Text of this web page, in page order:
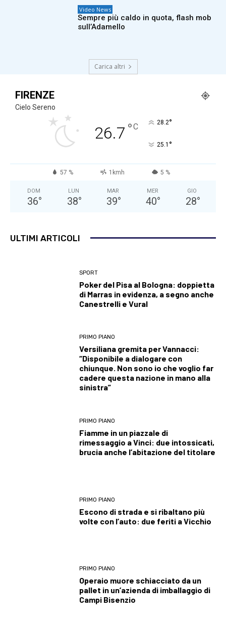
Video News
Sempre più caldo in quota, flash mob
sull’Adamello
Carica altri
FIRENZE
Cielo Sereno
26.7 °C 28.2°
25.1 °
57 % 1kmh 5 %
DOM
36°
LUN
38°
MAR
39°
MER
40°
GIO
28°
ULTIMI ARTICOLI
SPORT
Poker del Pisa al Bologna: doppietta
di Marras in evidenza, a segno anche
Canestrelli e Vural
PRIMO PIANO
Versiliana gremita per Vannacci:
“Disponibile a dialogare con
chiunque. Non sono io che voglio far
cadere questa nazione in mano alla
sinistra”
PRIMO PIANO
Fiamme in un piazzale di
rimessaggio a Vinci: due intossicati,
brucia anche l’abitazione del titolare
PRIMO PIANO
Escono di strada e si ribaltano più
volte con l’auto: due feriti a Vicchio
PRIMO PIANO
Operaio muore schiacciato da un
pallet in un’azienda di imballaggio di
Campi Bisenzio